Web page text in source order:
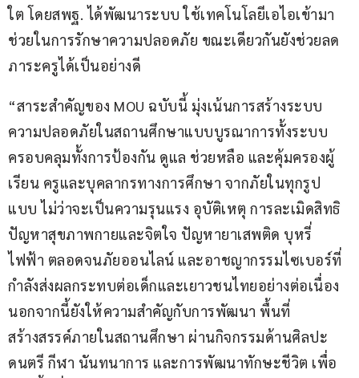
ใต โดยสพฐ. ได้พัฒนาระบบ ใช้เทคโนโลยีเอไอเข้ามา
ช่วยในการรักษาความปลอดภัย ขณะเดียวกันยังช่วยลด
ภาระครูได้เป็นอย่างดี
“สาระสำคัญของ MOU ฉบับนี้ มุ่งเน้นการสร้างระบบ
ความปลอดภัยในสถานศึกษาแบบบูรณาการทั้งระบบ
ครอบคลุมทั้งการป้องกัน ดูแล ช่วยหลือ และคุ้มครองผู้
เรียน ครูและบุคลากรทางการศึกษา จากภัยในทุกรูป
แบบ ไม่ว่าจะเป็นความรุนแรง อุบัติเหตุ การละเมิดสิทธิ
ปัญหาสุขภาพกายและจิตใจ ปัญหายาเสพติด บุหรี่
ไฟฟ้า ตลอดจนภัยออนไลน์ และอาชญากรรมไซเบอร์ที่
กำลังส่งผลกระทบต่อเด็กและเยาวชนไทยอย่างต่อเนื่อง
นอกจากนี้ยังให้ความสำคัญกับการพัฒนา พื้นที่
สร้างสรรค์ภายในสถานศึกษา ผ่านกิจกรรมด้านศิลปะ
ดนตรี กีฬา นันทนาการ และการพัฒนาทักษะชีวิต เพื่อ